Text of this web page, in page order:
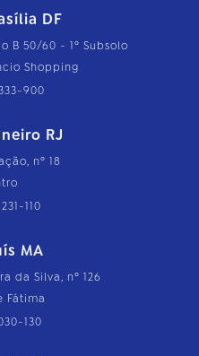
DF
B 50/60 - 1º Subsolo
Shopping
900
RJ
nº 18
110
MA
da Silva, nº 126
Fátima
130